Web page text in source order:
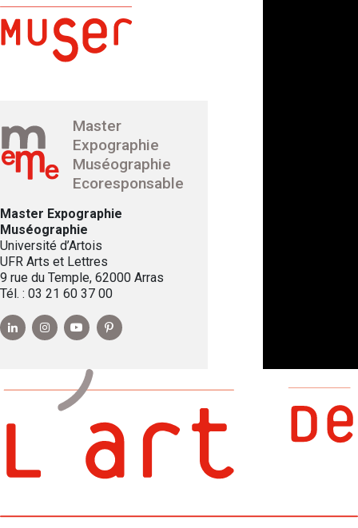
Master
Expographie
Muséographie
Ecoresponsable
Master Expographie
Muséographie
Université d’Artois
UFR Arts et Lettres
9 rue du Temple, 62000 Arras
Tél. : 03 21 60 37 00